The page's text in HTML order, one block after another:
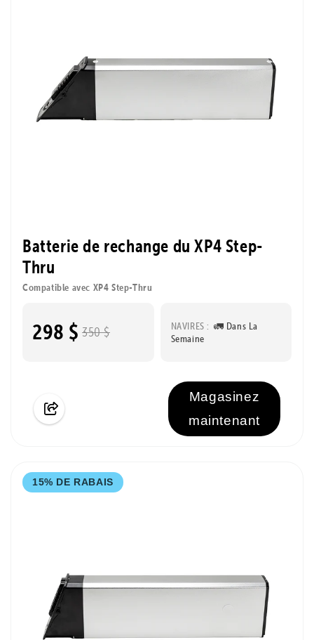
Batterie de rechange du XP4 Step-
Thru
Compatible avec XP4 Step-Thru
298 $ 350 $ NAVIRES : 🚛 Dans La
Semaine
Magasinez
maintenant
15% DE RABAIS